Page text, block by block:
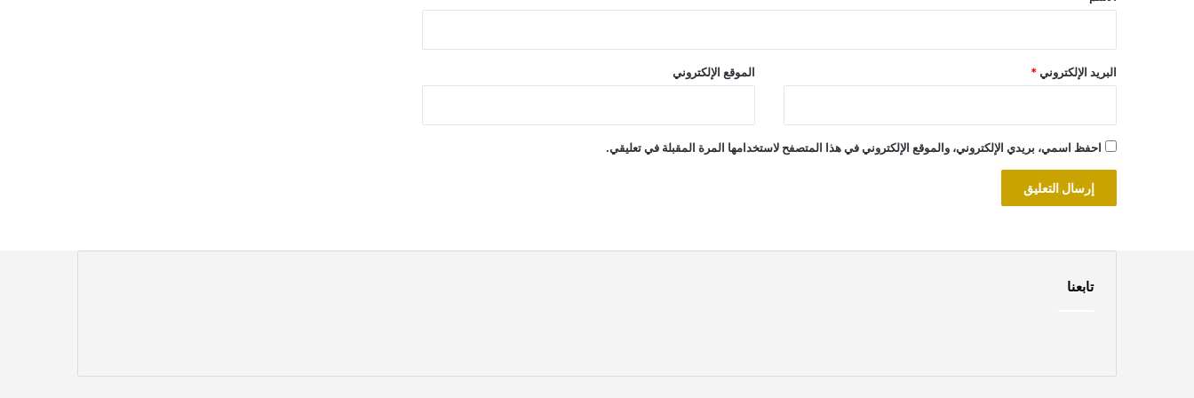
البريد الإلكتروني* الموقع الإلكتروني
احفظ اسمي، بريدي الإلكتروني، والموقع الإلكتروني في هذا المتصفح لاستخدامها المرة المقبلة في تعليقي.
تابعنا